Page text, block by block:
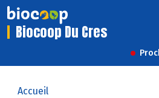
Biocoop Du Cres
Accueil